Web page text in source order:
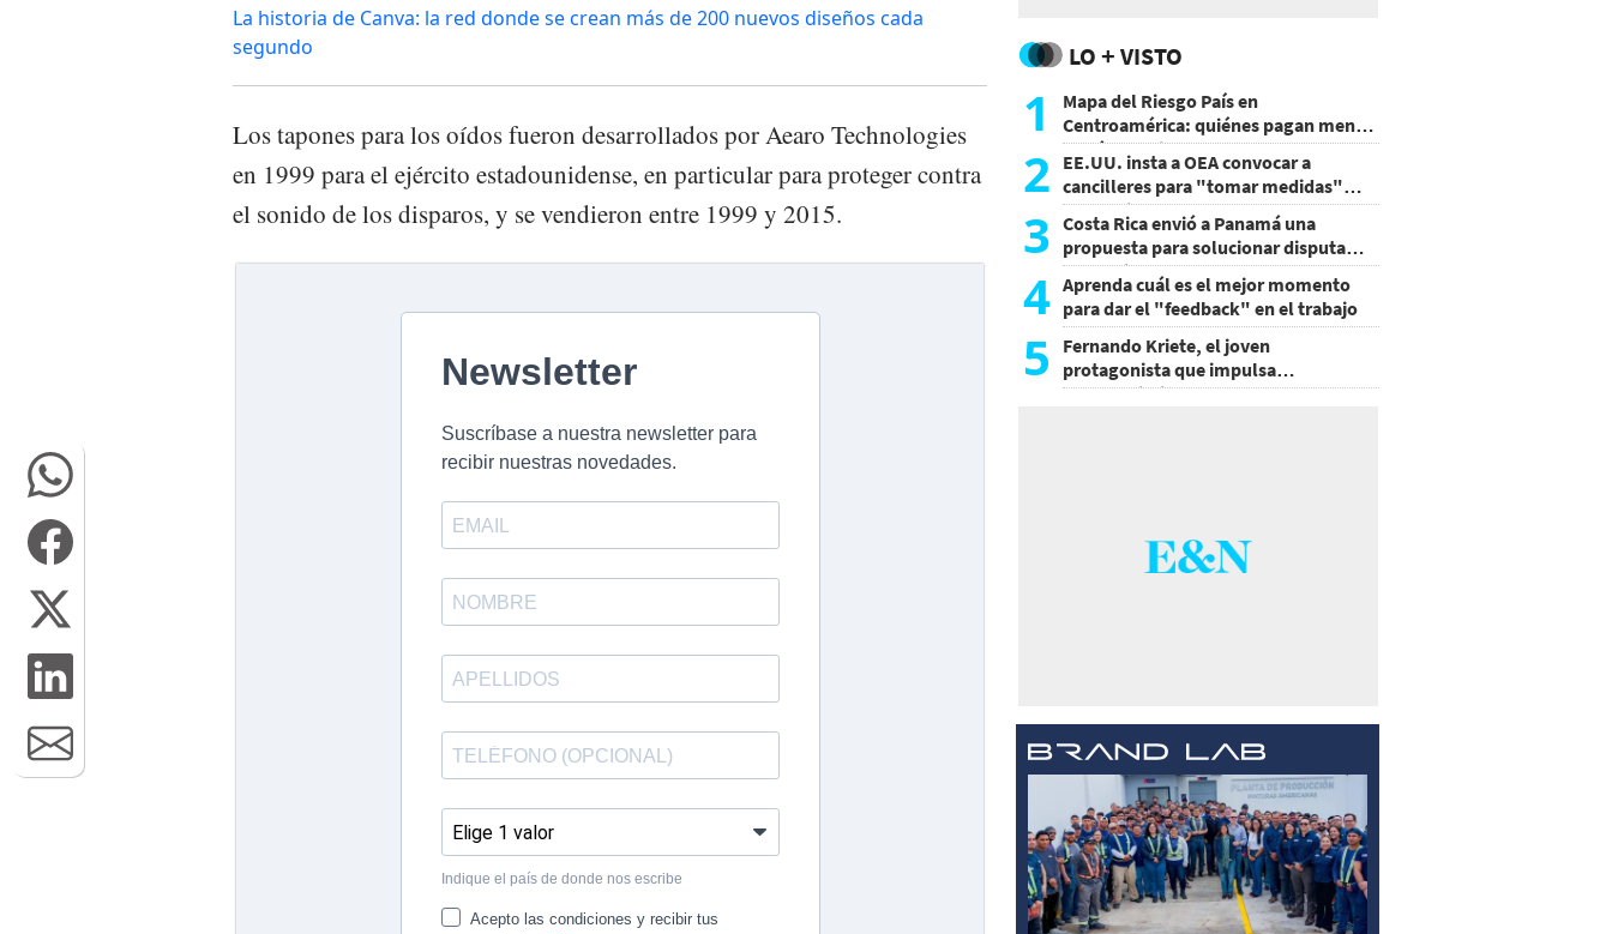
La historia de Canva: la red donde se crean más de 200 nuevos diseños cada
segundo
Los tapones para los oídos fueron desarrollados por Aearo Technologies
en 1999 para el ejército estadounidense, en particular para proteger contra
el sonido de los disparos, y se vendieron entre 1999 y 2015.
LO + VISTO
1
Mapa del Riesgo País en
Centroamérica: quiénes pagan menos
y cuáles mejoraron
2 EE.UU. insta a OEA convocar a
cancilleres para "tomar medidas"
sobre Nicaragua
3 Costa Rica envió a Panamá una
propuesta para solucionar disputa
comercial
4 Aprenda cuál es el mejor momento
para dar el "feedback" en el trabajo
5
Fernando Kriete, el joven
protagonista que impulsa
emprendimientos y talentos